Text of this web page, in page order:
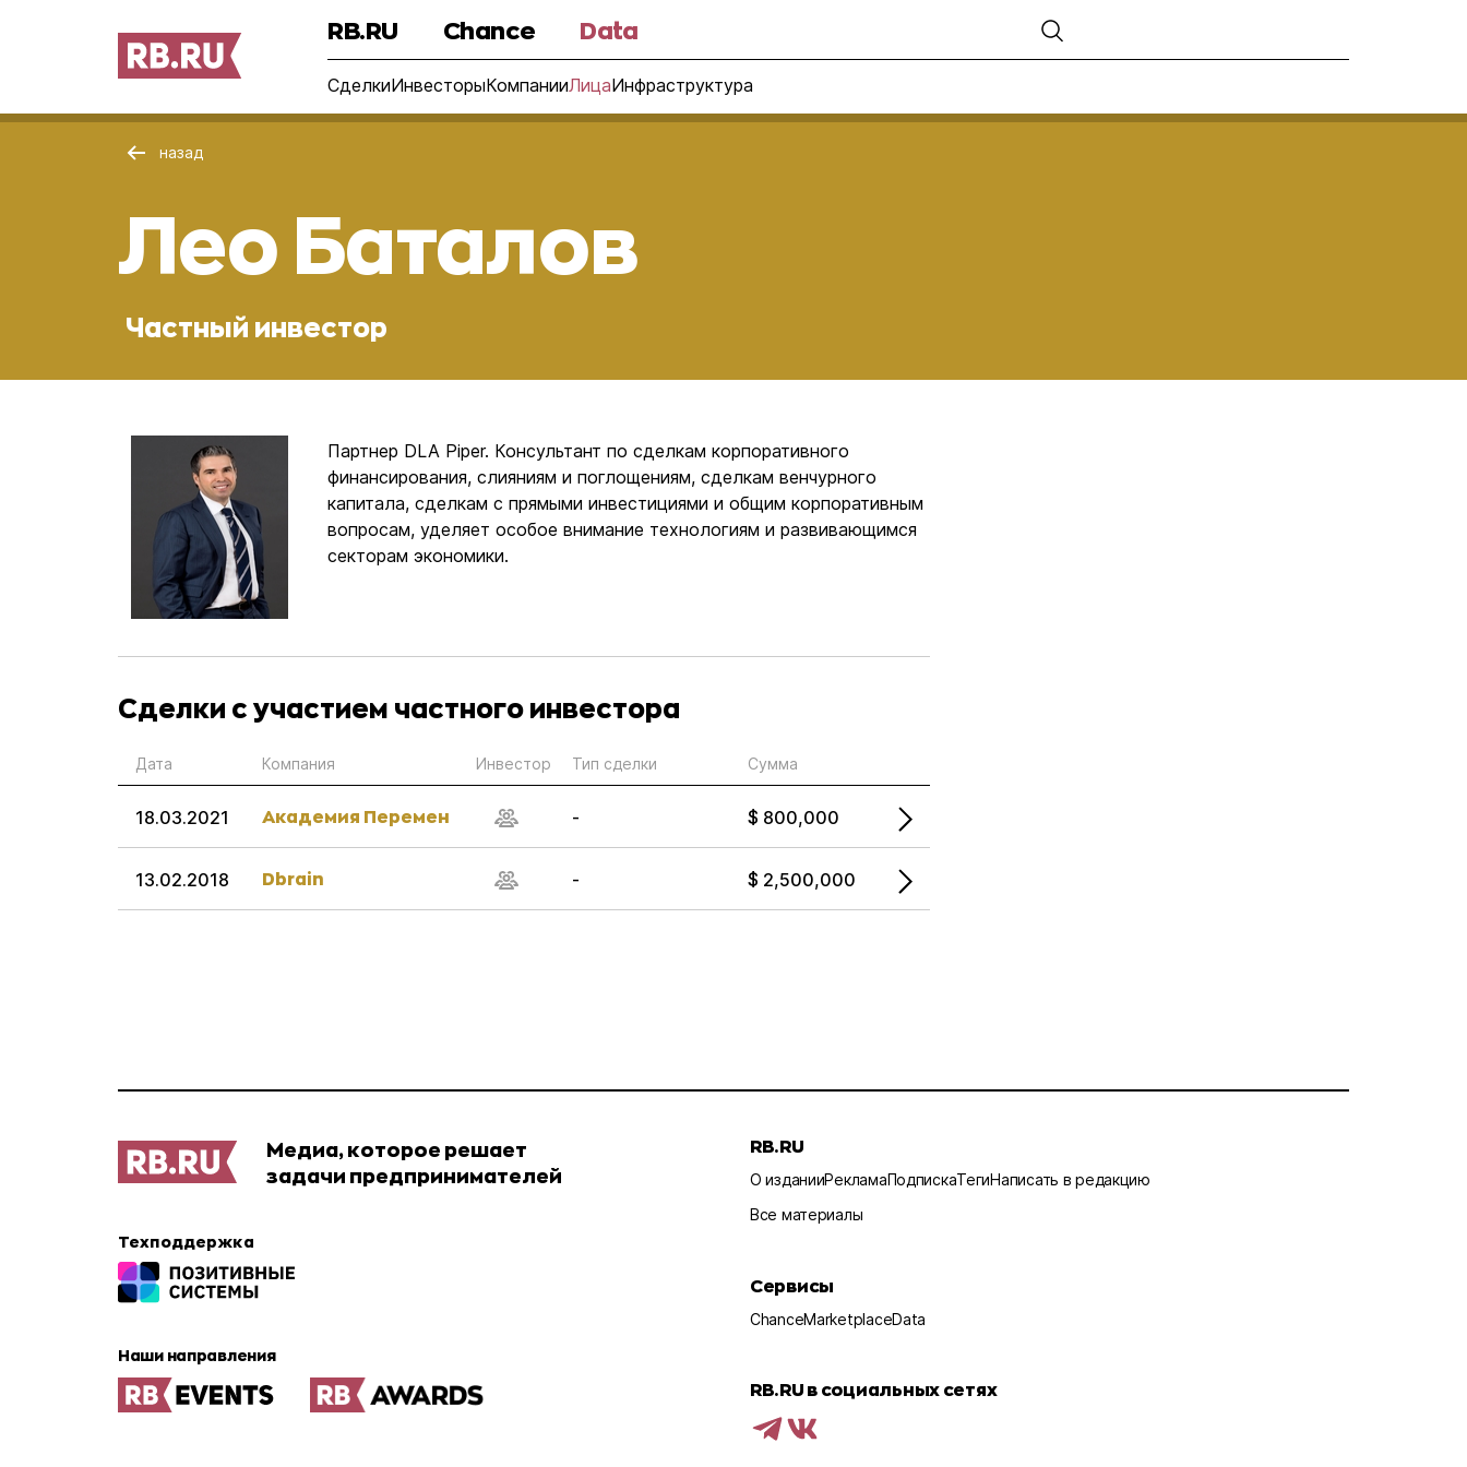
RB.RU Chance Data
СделкиИнвесторыКомпанииЛицаИнфраструктура
назад
Лео Баталов
Частный инвестор
Партнер DLA Piper. Консультант по сделкам корпоративного
финансирования, слияниям и поглощениям, сделкам венчурного
капитала, сделкам с прямыми инвестициями и общим корпоративным
вопросам, уделяет особое внимание технологиям и развивающимся
секторам экономики.
Сделки с участием частного инвестора
Дата Компания Инвестор Тип сделки Сумма
18.03.2021 Академия Перемен - $ 800,000
13.02.2018 Dbrain - $ 2,500,000
Медиа, которое решает
задачи предпринимателей
Техподдержка
Наши направления
RB.RU
О изданииРекламаПодпискаТегиНаписать в редакцию
Все материалы
Сервисы
ChanceMarketplaceData
RB.RU в социальных сетях